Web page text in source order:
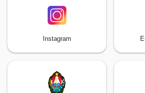
Instagram